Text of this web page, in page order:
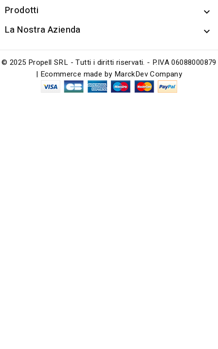
Prodotti 
La Nostra Azienda 
© 2025 Propell SRL - Tutti i diritti riservati. - P.IVA 06088000879
| Ecommerce made by MarckDev Company